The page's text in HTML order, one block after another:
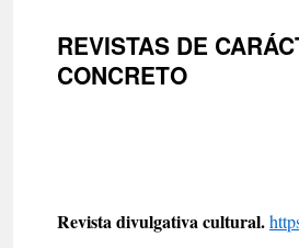
REVISTAS DE
CONCRETO
Revista divulgativa cultural.